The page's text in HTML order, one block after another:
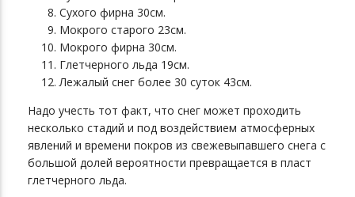
Сухого фирна 30см.
Мокрого старого 23см.
Мокрого фирна 30см.
Глетчерного льда 19см.
Лежалый снег более 30 суток 43см.
Надо учесть тот факт, что снег может проходить
несколько стадий и под воздействием атмосферных
явлений и времени покров из свежевыпавшего снега с
большой долей вероятности превращается в пласт
глетчерного льда.